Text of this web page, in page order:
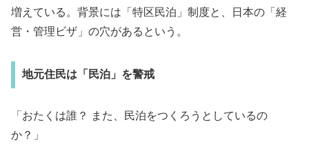
増えている。背景には「特区民泊」制度と、日本の「経
営・管理ビザ」の穴があるという。
地元住民は「民泊」を警戒
「おたくは誰？ また、民泊をつくろうとしているの
か？」